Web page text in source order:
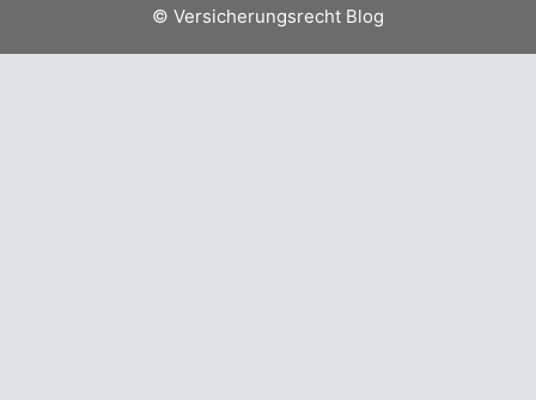
© Versicherungsrecht Blog